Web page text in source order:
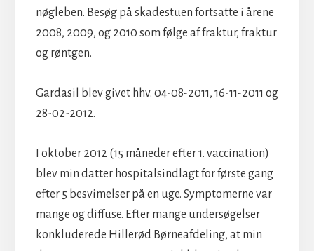
nøgleben. Besøg på skadestuen fortsatte i årene
2008, 2009, og 2010 som følge af fraktur, fraktur
og røntgen.
Gardasil blev givet hhv. 04-08-2011, 16-11-2011 og
28-02-2012.
I oktober 2012 (15 måneder efter 1. vaccination)
blev min datter hospitalsindlagt for første gang
efter 5 besvimelser på en uge. Symptomerne var
mange og diffuse. Efter mange undersøgelser
konkluderede Hillerød Børneafdeling, at min